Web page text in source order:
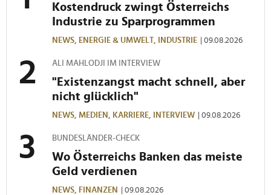
Kostendruck zwingt Österreichs
Industrie zu Sparprogrammen
NEWS, ENERGIE & UMWELT, INDUSTRIE | 09.08.2026
ALI MAHLODJI IM INTERVIEW
"Existenzangst macht schnell, aber
nicht glücklich"
NEWS, MEDIEN, KARRIERE, INTERVIEW | 09.08.2026
BUNDESLÄNDER-CHECK
Wo Österreichs Banken das meiste
Geld verdienen
NEWS, FINANZEN | 09.08.2026